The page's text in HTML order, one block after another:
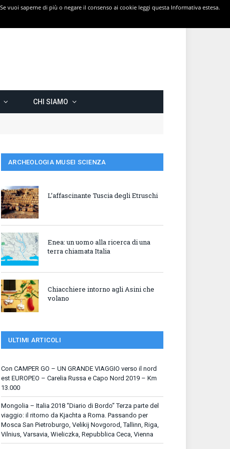
CHI SIAMO
ARCHEOLOGIA MUSEI SCIENZA
L’affascinante Tuscia degli Etruschi
Enea: un uomo alla ricerca di una
terra chiamata Italia
Chiacchiere intorno agli Asini che
volano
ULTIMI ARTICOLI
Con CAMPER GO – UN GRANDE VIAGGIO verso il nord
est EUROPEO – Carelia Russa e Capo Nord 2019 – Km
13.000
Mongolia – Italia 2018 “Diario di Bordo” Terza parte del
viaggio: il ritorno da Kjachta a Roma. Passando per
Mosca San Pietroburgo, Velikij Novgorod, Tallinn, Riga,
Vilnius, Varsavia, Wieliczka, Repubblica Ceca, Vienna
saperne di più o negare il consenso ai cookie leggi questa Informativa estesa.